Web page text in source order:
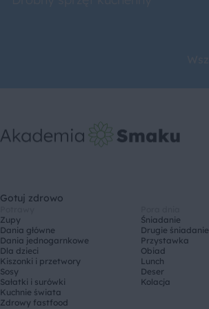
Gotuj zdrowo
Zupy
Dania główne
Dania jednogarnkowe
Dla dzieci
Kiszonki i przetwory
Sosy
Sałatki i surówki
Kuchnie świata
Zdrowy fastfood
Śniadanie
Drugie śniadanie
Przystawka
Obiad
Lunch
Deser
Kolacja